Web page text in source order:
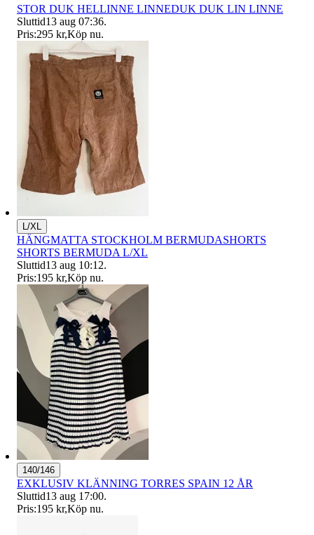
STOR DUK HELLINNE LINNEDUK DUK LIN LINNE
Sluttid13 aug 07:36.
Pris:295 kr,Köp nu.
L/XL
HÄNGMATTA STOCKHOLM BERMUDASHORTS
SHORTS BERMUDA L/XL
Sluttid13 aug 10:12.
Pris:195 kr,Köp nu.
140/146
EXKLUSIV KLÄNNING TORRES SPAIN 12 ÅR
Sluttid13 aug 17:00.
Pris:195 kr,Köp nu.